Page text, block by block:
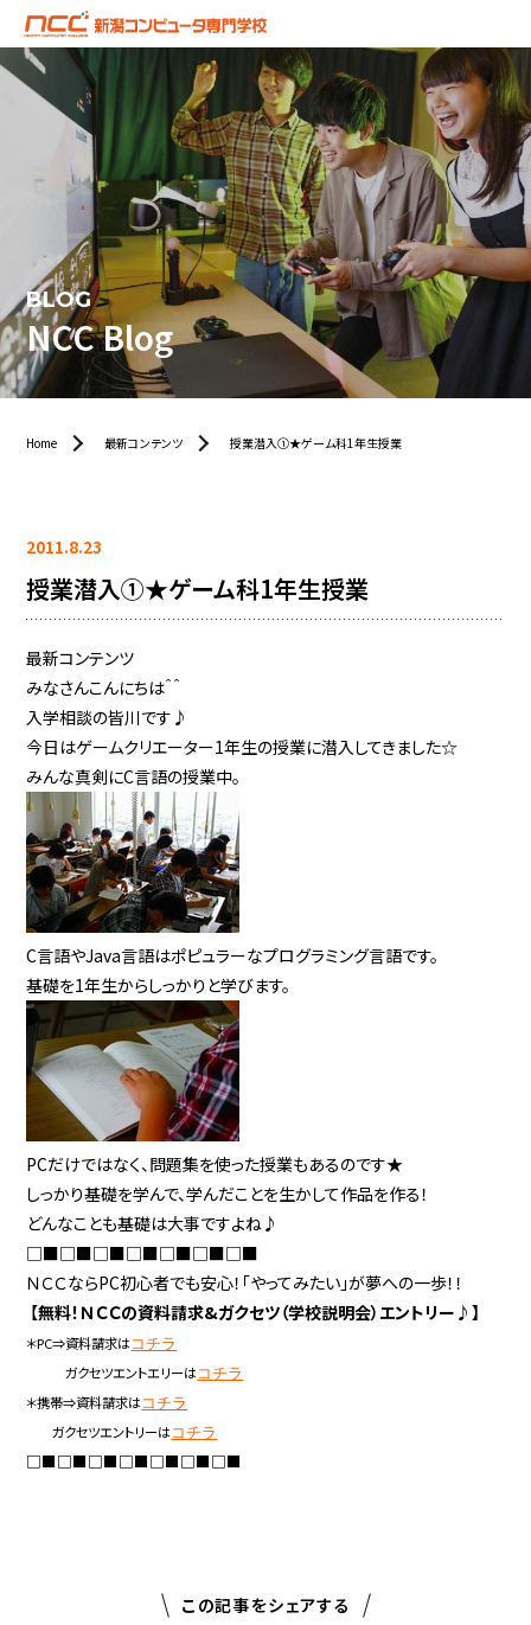
BLOG
NCC Blog
Home 最新コンテンツ 授業潜入①★ゲーム科1年生授業
2011.8.23
授業潜入①★ゲーム科1年生授業
最新コンテンツ
みなさんこんにちは＾＾
入学相談の皆川です♪
今日はゲームクリエーター1年生の授業に潜入してきました☆
みんな真剣にC言語の授業中。
C言語やJava言語はポピュラーなプログラミング言語です。
基礎を1年生からしっかりと学びます。
PCだけではなく、問題集を使った授業もあるのです★
しっかり基礎を学んで、学んだことを生かして作品を作る！
どんなことも基礎は大事ですよね♪
□■□■□■□■□■□■□■
ＮＣＣならPC初心者でも安心！「やってみたい」が夢への一歩！！
【無料！ＮＣＣの資料請求&ガクセツ（学校説明会）エントリー♪】
＊PC⇒資料請求は コチラ
ガクセツエントエリーは コチラ
＊携帯⇒資料請求は コチラ
ガクセツエントリーは コチラ
□■□■□■□■□■□■□■
この記事をシェアする